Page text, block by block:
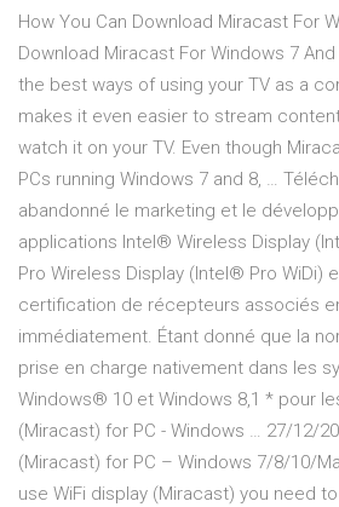
How You Can Download Miracast For
Download Miracast For Windows 7
the best ways of using your TV as a
makes it even easier to stream
watch it on your TV. Even though
PCs running Windows 7 and 8, …
abandonné le marketing et le
applications Intel® Wireless Display
Pro Wireless Display (Intel® Pro WiDi)
certification de récepteurs associés
immédiatement. Étant donné que la
prise en charge nativement dans les
Windows® 10 et Windows 8,1 * pour
(Miracast) for PC - Windows … 27/12/
(Miracast) for PC – Windows 7/8/10/
use WiFi display (Miracast) you need